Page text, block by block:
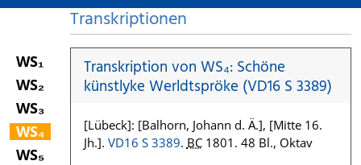
WS₁
WS₂
WS₃
WS₄
WS₅
Transkriptionen
Transkription von WS₄: Schöne
künstlyke Werldtspröke (VD16 S 3389)
[Lübeck]: [Balhorn, Johann d. Ä.], [Mitte 16.
Jh.]. VD16 S 3389. BC1801. 48 Bl., Oktav